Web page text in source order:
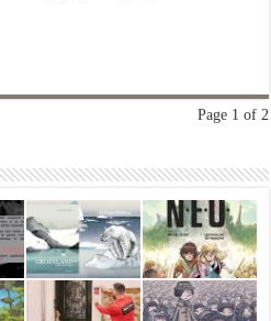
Page 1 of 2